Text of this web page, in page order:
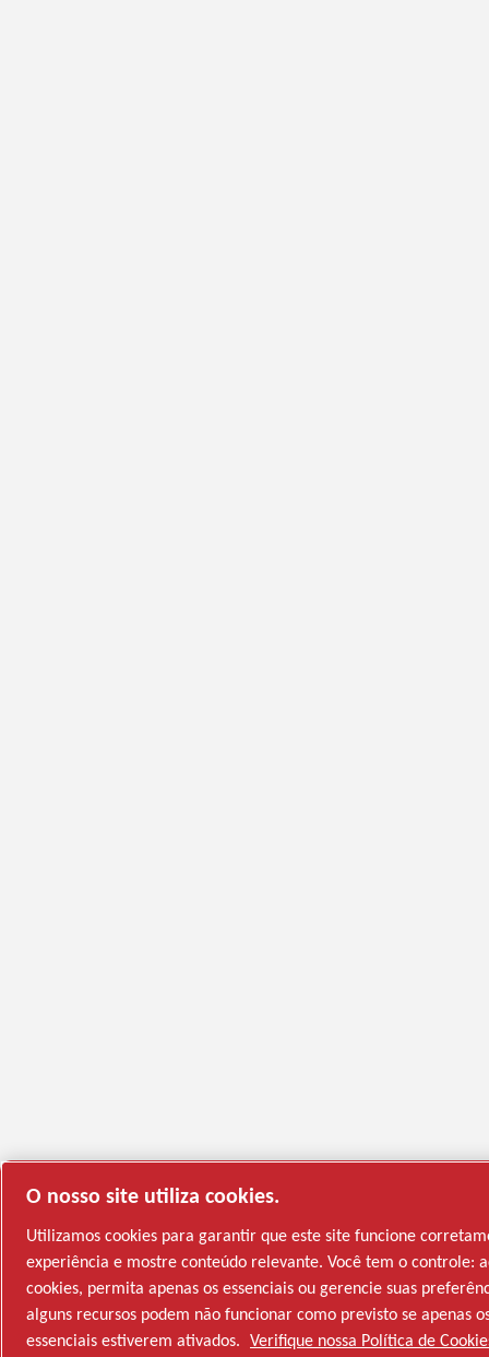
O nosso site utiliza cookies.
Utilizamos cookies para garantir que este site funcione
experiência e mostre conteúdo relevante. Você tem o controle:
cookies, permita apenas os essenciais ou gerencie suas
alguns recursos podem não funcionar como previsto se apenas
essenciais estiverem ativados. Verifique nossa Política de